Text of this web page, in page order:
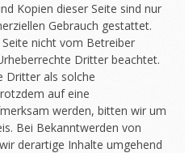
Kopien dieser Seite sind nur
Gebrauch gestattet.
nicht vom Betreiber
Dritter beachtet.
Dritter als solche
auf eine
werden, bitten wir um
Bei Bekanntwerden von
derartige Inhalte umgehend